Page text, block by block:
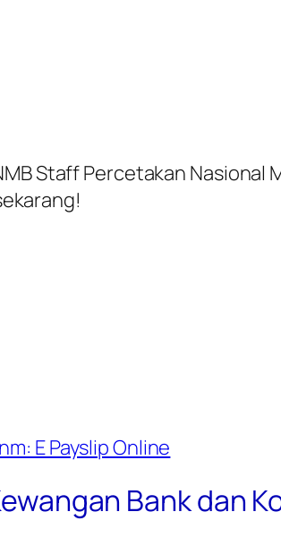
Staff Percetakan Nasional
E Payslip Online
Bank dan